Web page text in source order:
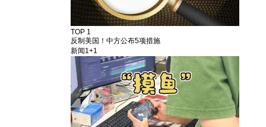
TOP 1
反制美国！中方公布5项措施
新闻1+1